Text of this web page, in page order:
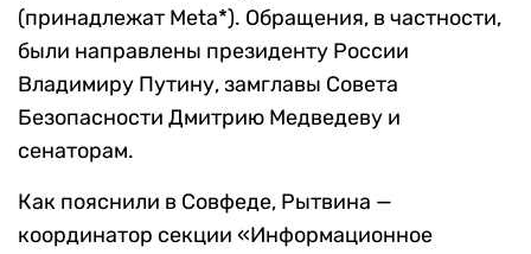
(принадлежат Meta*). Обращения, в частности,
были направлены президенту России
Владимиру Путину, замглавы Совета
Безопасности Дмитрию Медведеву и
сенаторам.
Как пояснили в Совфеде, Рытвина —
координатор секции «Информационное